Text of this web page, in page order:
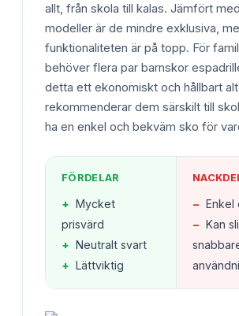
allt, från skola till kalas. Jämfört
modeller är de mindre exklusiva,
funktionaliteten är på topp. För
behöver flera par barnskor
detta ett ekonomiskt och hållbart
rekommenderar dem särskilt till
ha en enkel och bekväm sko för
FÖRDELAR
+ Mycket
prisvärd
+ Neutralt svart
+ Lättviktig
− Enkel
− Kan